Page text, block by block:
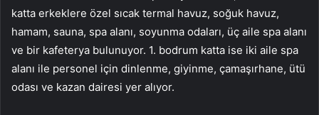
katta erkeklere özel sıcak termal havuz, soğuk havuz,
hamam, sauna, spa alanı, soyunma odaları, üç aile spa alanı
ve bir kafeterya bulunuyor. 1. bodrum katta ise iki aile spa
alanı ile personel için dinlenme, giyinme, çamaşırhane, ütü
odası ve kazan dairesi yer alıyor.